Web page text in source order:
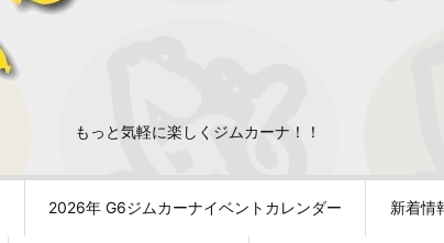
もっと気軽に楽しくジムカーナ！！
2026年 G6ジムカーナイベントカレンダー 新着情